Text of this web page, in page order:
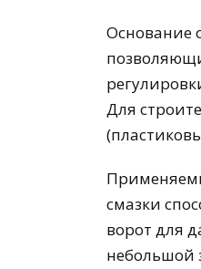
Основание
Для
смазки
ворот для
небольшой